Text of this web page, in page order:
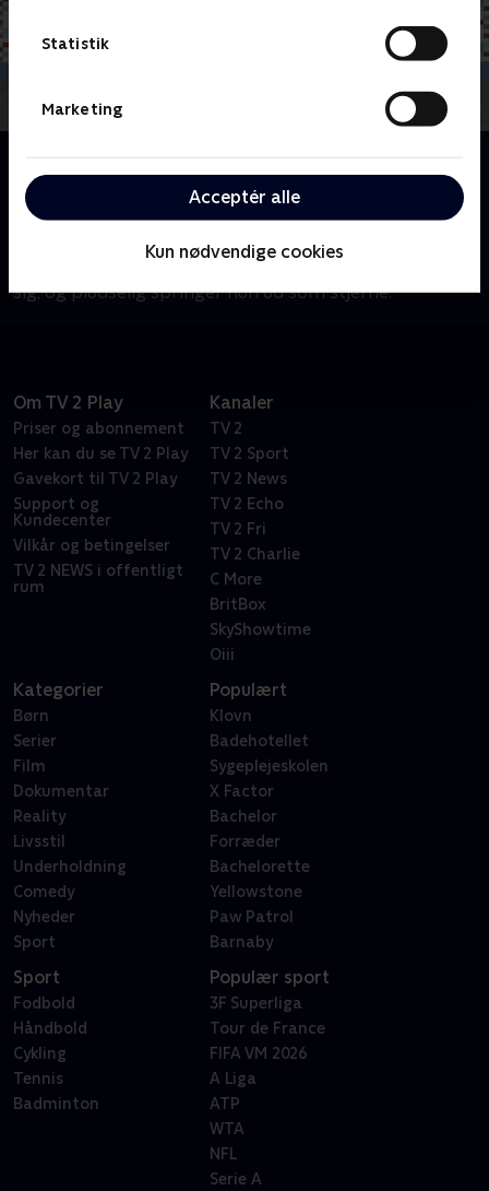
Statistik
Marketing
Acceptér alle
Kun nødvendige cookies
Serien handler om den 16-årige Tori Vega. Hun
vokser op i skyggen af sin tvillingesøster Trina, som
er familiens store funklende stjerne. Men da Tori
bliver optaget på skolen Hollywood Arts ændrer alt
sig, og pludselig springer hun ud som stjerne.
Om TV 2 Play
Priser og abonnement
Her kan du se TV 2 Play
Gavekort til TV 2 Play
Support og
Kundecenter
Vilkår og betingelser
TV 2 NEWS i offentligt
rum
Kanaler
TV 2
TV 2 Sport
TV 2 News
TV 2 Echo
TV 2 Fri
TV 2 Charlie
C More
BritBox
SkyShowtime
Oiii
Kategorier
Børn
Serier
Film
Dokumentar
Reality
Livsstil
Underholdning
Comedy
Nyheder
Sport
Populært
Klovn
Badehotellet
Sygeplejeskolen
X Factor
Bachelor
Forræder
Bachelorette
Yellowstone
Paw Patrol
Barnaby
Sport
Fodbold
Håndbold
Cykling
Tennis
Badminton
Populær sport
3F Superliga
Tour de France
FIFA VM 2026
A Liga
ATP
WTA
NFL
Serie A